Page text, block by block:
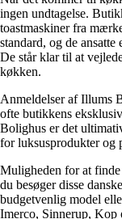
ingen undtagelse.
toastmaskiner fra
standard, og de
De står klar til at
køkken.
Anmeldelser af Illums
ofte butikkens
Bolighus er det
for luksusprodukter og
Muligheden for at
du besøger disse
budgetvenlig model
Imerco, Sinnerup, Kop